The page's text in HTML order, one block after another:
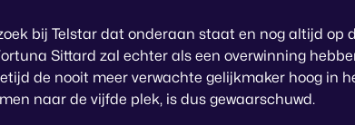
bij Telstar dat onderaan staat en nog altijd op
Sittard zal echter als een overwinning
de nooit meer verwachte gelijkmaker hoog in
naar de vijfde plek, is dus gewaarschuwd.